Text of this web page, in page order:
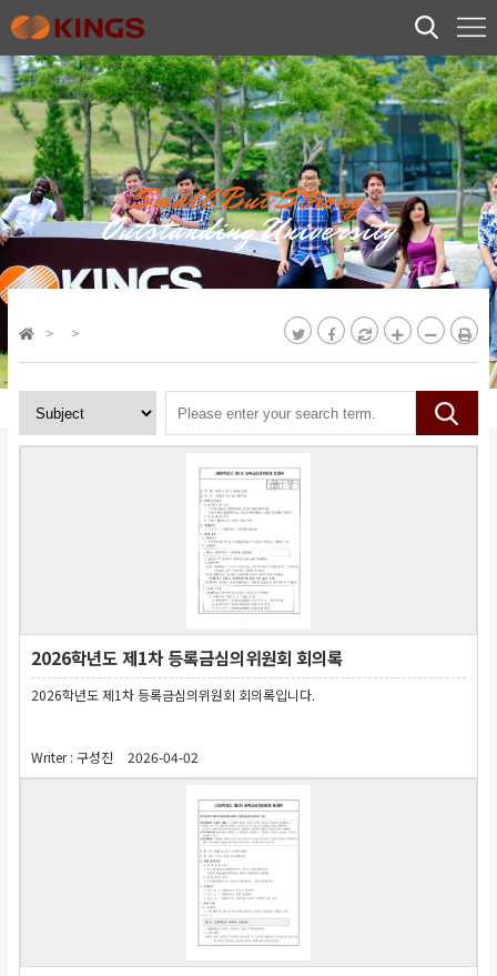
Small But Strong
Outstanding University
> >
2026학년도 제1차 등록금심의위원회 회의록
2026학년도 제1차 등록금심의위원회 회의록입니다.
Writer : 구성진 2026-04-02